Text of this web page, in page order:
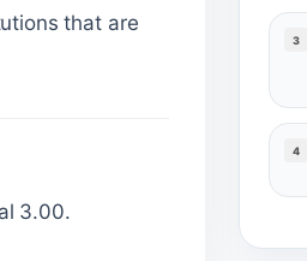
that are
3.00.
3
4